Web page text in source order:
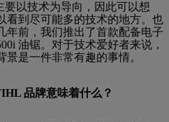
要以技术为导向，因此可以想
看到尽可能多的技术的地方。也
年前，我们推出了首款配备电子
油锯。对于技术爱好者来说，
是一件非常有趣的事情。
品牌意味着什么？